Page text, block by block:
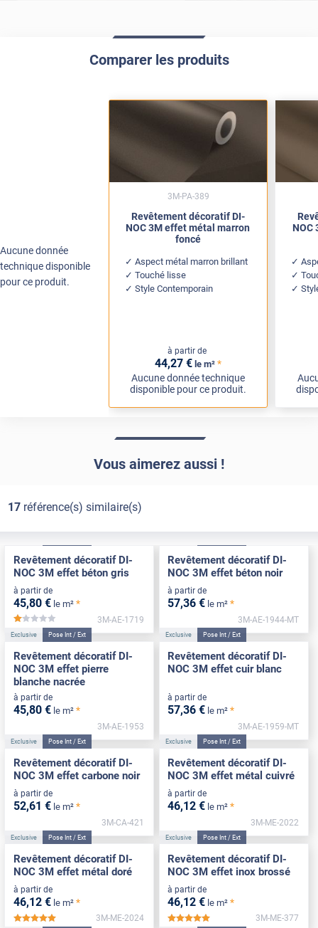
Comparer les produits
Aucune donnée
technique disponible
pour ce produit.
Revêtement décoratif DI-
NOC 3M effet métal marron
foncé
Aspect métal marron brillant
Touché lisse
Style Contemporain
à partir de
44,27 € le m² *
Aucune donnée technique
disponible pour ce produit.
3M-PA-389
NOC
Vous aimerez aussi !
17référence(s) similaire(s)
Revêtement décoratif DI-
NOC 3M effet béton gris
à partir de
45,80 € le m² *
*****
3M-AE-1719
Revêtement décoratif DI-
NOC 3M effet béton noir
à partir de
57,36 € le m² *
3M-AE-1944-MT
Exclusive Pose Int / Ext
Revêtement décoratif DI-
NOC 3M effet pierre
blanche nacrée
à partir de
45,80 € le m² *
3M-AE-1953
Exclusive Pose Int / Ext
Revêtement décoratif DI-
NOC 3M effet cuir blanc
à partir de
57,36 € le m² *
3M-AE-1959-MT
Exclusive Pose Int / Ext
Revêtement décoratif DI-
NOC 3M effet carbone noir
à partir de
52,61 € le m² *
3M-CA-421
Exclusive Pose Int / Ext
Revêtement décoratif DI-
NOC 3M effet métal cuivré
à partir de
46,12 € le m² *
3M-ME-2022
Exclusive Pose Int / Ext
Revêtement décoratif DI-
NOC 3M effet métal doré
à partir de
46,12 € le m² *
*****
3M-ME-2024
Exclusive Pose Int / Ext
Revêtement décoratif DI-
NOC 3M effet inox brossé
à partir de
46,12 € le m² *
3M-ME-377